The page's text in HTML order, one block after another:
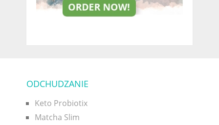
ODCHUDZANIE
Keto Probiotix
Matcha Slim